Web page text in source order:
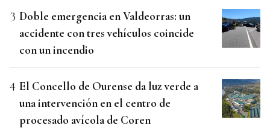
Doble emergencia en Valdeorras: un
accidente con tres vehículos coincide
con un incendio
El Concello de Ourense da luz verde a
una intervención en el centro de
procesado avícola de Coren